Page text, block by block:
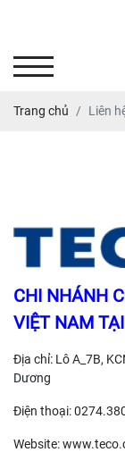
Trang chủ Liên
CHI NHÁNH
VIỆT NAM
Địa chỉ: Lô A_7B,
Dương
Điện thoại:
Website: